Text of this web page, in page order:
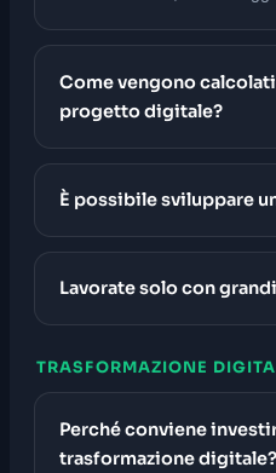
Come vengono
progetto digitale?
È possibile sviluppare
Lavorate solo con
TRASFORMAZIONE
Perché conviene
trasformazione digitale?